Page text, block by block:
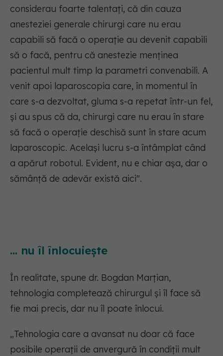
considerau foarte talentați, că din cauza
anesteziei generale chirurgi care nu erau
capabili să facă o operație au devenit capabili
să o facă, pentru că anestezie menținea
pacientul mult timp la parametri convenabili. A
venit apoi laparoscopia care, în momentul în
care s-a dezvoltat, gluma s-a repetat într-un fel,
și au spus că da, chirurgi care nu erau în stare
să facă o operație deschisă sunt în stare acum
laparoscopic. Același lucru s-a întâmplat când
a apărut robotul. Evident, nu e chiar așa, dar o
sămânță de adevăr există aici".
... nu îl înlocuiește
În realitate, spune dr. Bogdan Marțian,
tehnologia completează chirurgul și îl face să
fie mai precis, dar nu îl poate înlocui.
„Tehnologia care a avansat nu doar că face
posibile operații de anvergură în condiții mult